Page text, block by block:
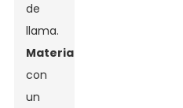
de
llama.
Material
con
un